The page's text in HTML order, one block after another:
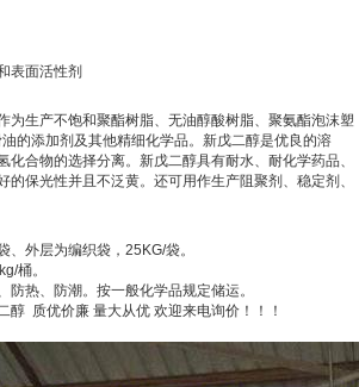
表面活性剂
为生产不饱和聚酯树脂、无油醇酸树脂、聚氨酯泡沫塑
的添加剂及其他精细化学品。新戊二醇是优良的溶
化合物的选择分离。新戊二醇具有耐水、耐化学药品、
的保光性并且不泛黄。还可用作生产阻聚剂、稳定剂、
、外层为编织袋，25KG/袋。
桶。
防热、防潮。按一般化学品规定储运。
醇 质优价廉 量大从优 欢迎来电询价！！！